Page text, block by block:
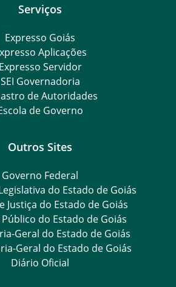
Serviços
Expresso Goiás
Aplicações
Expresso Servidor
SEI Governadoria
de Autoridades
de Governo
Outros Sites
Governo Federal
do Estado de Goiás
Justiça do Estado de Goiás
do Estado de Goiás
Geral do Estado de Goiás
Geral do Estado de Goiás
Diário Oficial